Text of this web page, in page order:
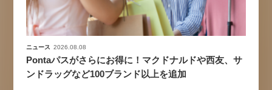
ニュース 2026.08.08
Pontaパスがさらにお得に！マクドナルドや西友、サ
ンドラッグなど100ブランド以上を追加